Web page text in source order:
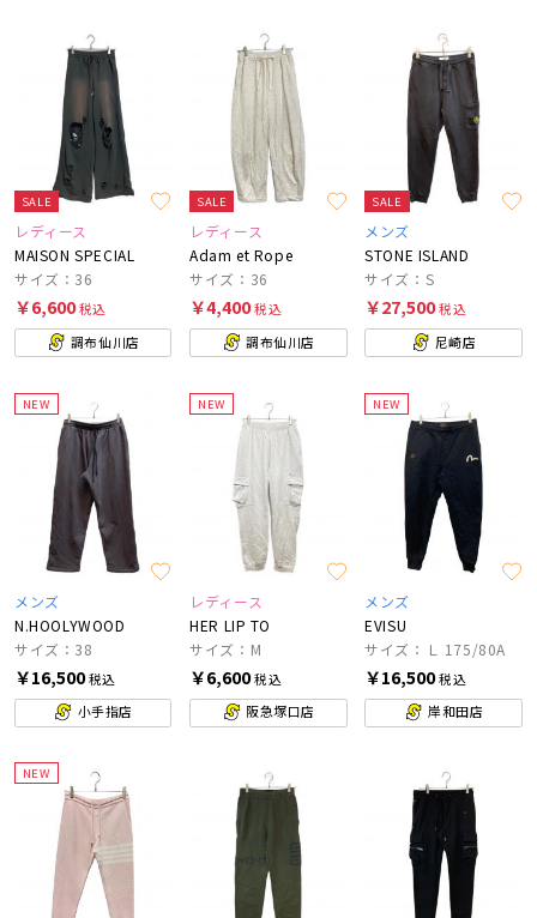
SALE
レディース
MAISON SPECIAL
サイズ：36
￥6,600税込
調布仙川店
SALE
レディース
Adam et Rope
サイズ：36
￥4,400税込
調布仙川店
SALE
メンズ
STONE ISLAND
サイズ：S
￥27,500税込
尼崎店
NEW
メンズ
N.HOOLYWOOD
サイズ：38
￥16,500税込
小手指店
NEW
レディース
HER LIP TO
サイズ：M
￥6,600税込
阪急塚口店
NEW
メンズ
EVISU
サイズ：Ｌ 175/80A
￥16,500税込
岸和田店
NEW